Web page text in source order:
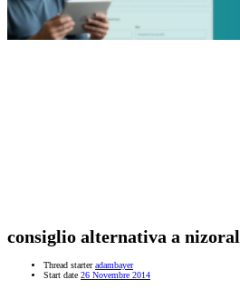
consiglio alternativa a nizoral
Thread starter adambayer
Start date 26 Novembre 2014